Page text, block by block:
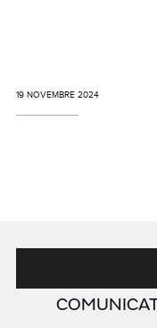
19 NOVEMBRE 2024